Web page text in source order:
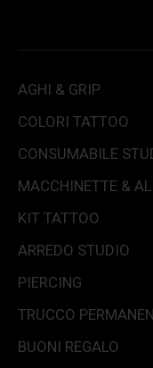
AGHI & GRIP
COLORI TATTOO
CONSUMABILE
MACCHINETTE &
KIT TATTOO
ARREDO STUDIO
PIERCING
TRUCCO
BUONI REGALO